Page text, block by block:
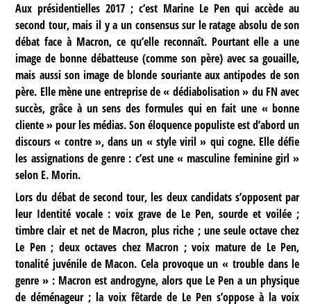
Aux présidentielles 2017 ; c’est Marine Le Pen qui accède au
second tour, mais il y a un consensus sur le ratage absolu de son
débat face à Macron, ce qu’elle reconnaît. Pourtant elle a une
image de bonne débatteuse (comme son père) avec sa gouaille,
mais aussi son image de blonde souriante aux antipodes de son
père. Elle mène une entreprise de « dédiabolisation » du FN avec
succès, grâce à un sens des formules qui en fait une « bonne
cliente » pour les médias. Son éloquence populiste est d’abord un
discours « contre », dans un « style viril » qui cogne. Elle défie
les assignations de genre : c’est une « masculine feminine girl »
selon E. Morin.
Lors du débat de second tour, les deux candidats s’opposent par
leur Identité vocale : voix grave de Le Pen, sourde et voilée ;
timbre clair et net de Macron, plus riche ; une seule octave chez
Le Pen ; deux octaves chez Macron ; voix mature de Le Pen,
tonalité juvénile de Macon. Cela provoque un « trouble dans le
genre » : Macron est androgyne, alors que Le Pen a un physique
de déménageur ; la voix fêtarde de Le Pen s’oppose à la voix